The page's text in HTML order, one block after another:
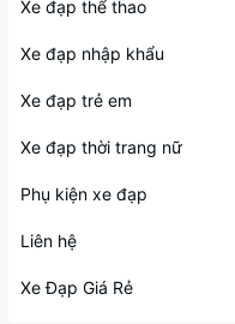
Xe đạp thể thao
Xe đạp nhập khẩu
Xe đạp trẻ em
Xe đạp thời trang nữ
Phụ kiện xe đạp
Liên hệ
Xe Đạp Giá Rẻ